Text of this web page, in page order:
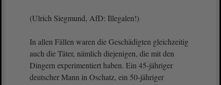
(Ulrich Siegmund, AfD: Illegalen!)
In allen Fällen waren die Geschädigten gleichzeitig
auch die Täter, nämlich diejenigen, die mit den
Dingern experimentiert haben. Ein 45-jähriger
deutscher Mann in Oschatz, ein 50-jähriger